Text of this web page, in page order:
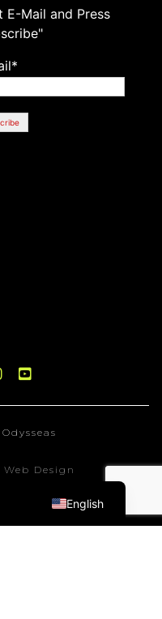
E-Mail and Press
Design
English